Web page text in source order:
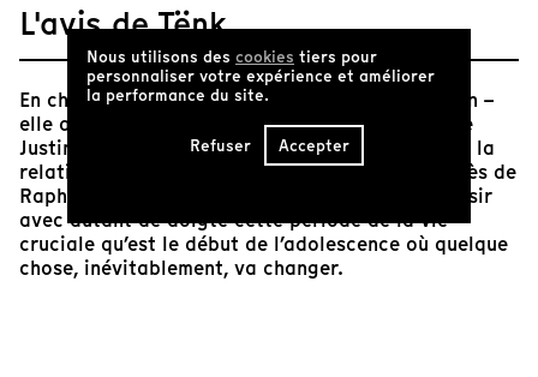
L'avis de Tënk
En choisissant des sujets qu’elle connaissait bien –
elle a été la gardienne des jumeaux - la cinéaste
Justine Martin a fait un choix judicieux. En effet, la
relation de confiance qu’elle a développée auprès de
Raphaël et Rémi a certainement contribué à saisir
avec autant de doigté cette période de la vie
cruciale qu’est le début de l’adolescence où quelque
chose, inévitablement, va changer.
Nous utilisons des cookies tiers pour
personnaliser votre expérience et améliorer
la performance du site.
Refuser Accepter